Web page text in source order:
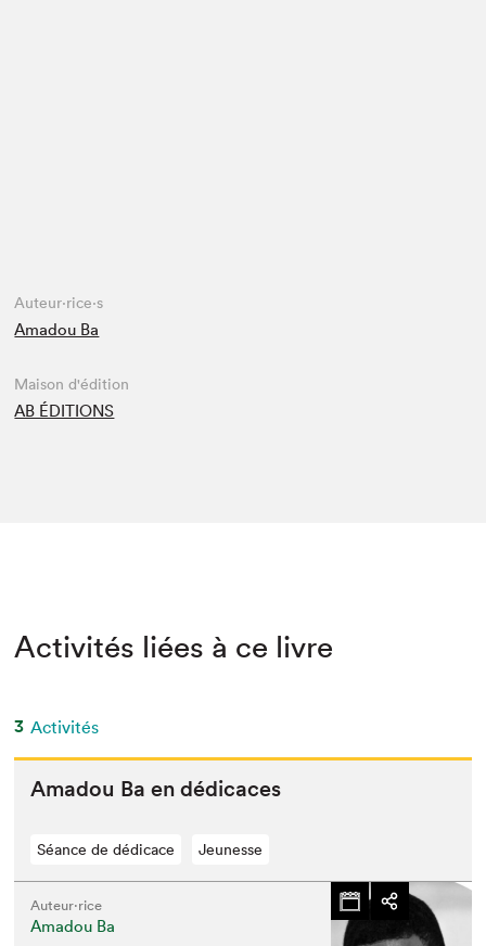
Auteur·rice·s
Amadou Ba
Maison d'édition
AB ÉDITIONS
Activités liées à ce livre
3 Activités
Amadou Ba en dédicaces
Séance de dédicace Jeunesse
Auteur·rice
Amadou Ba